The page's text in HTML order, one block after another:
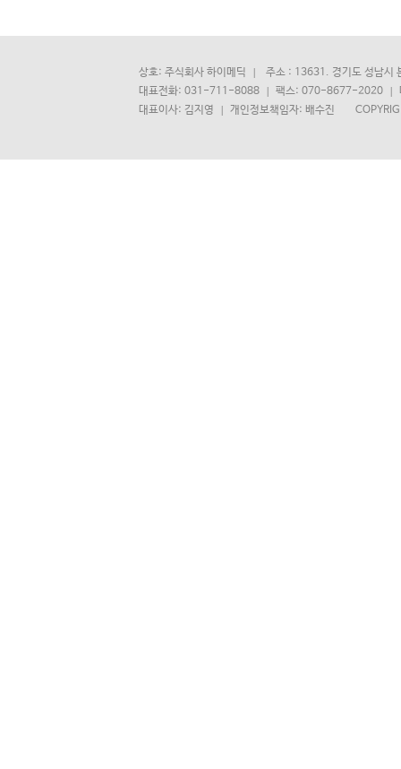
상호: 주식회사 하이메딕
주소 : 13631. 경기도 성남시
대표전화: 031-711-8088
팩스: 070-8677-2020
대표이사: 김지영
개인정보책임자: 배수진